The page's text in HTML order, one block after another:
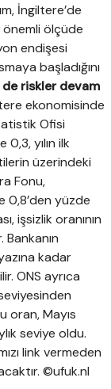
İngiltere’de
ölçüde
endişesi
başladığını
riskler devam
ekonomisinde
Ofisi
yılın ilk
üzerindeki
Fonu,
0,8’den yüzde
işsizlik oranının
Bankanın
kadar
ONS ayrıca
oran, Mayıs
seviye oldu.
link vermeden
©ufuk.nl